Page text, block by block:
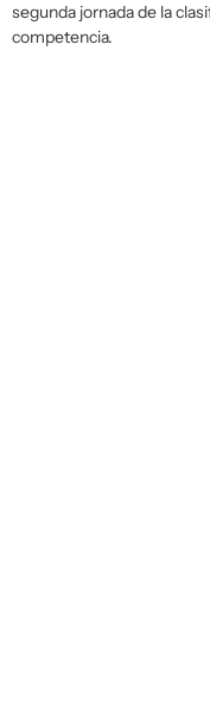
segunda jornada de la
competencia.